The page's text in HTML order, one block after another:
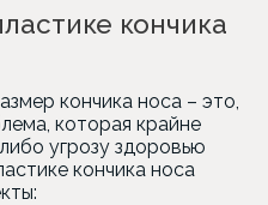
кончика
кончика носа – это,
которая крайне
угрозу здоровью
кончика носа